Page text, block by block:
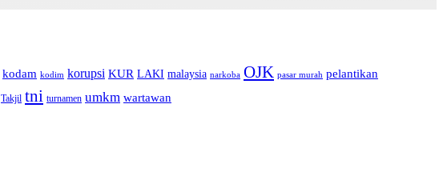
kodam kodim korupsi KUR LAKI malaysia narkoba OJK pasar murah pelantikan
Takjil tni turnamen umkm wartawan